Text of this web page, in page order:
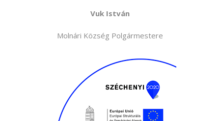
Vuk István
Molnári Község Polgármestere